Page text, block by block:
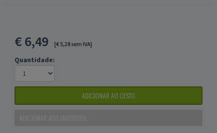
€6,49 [€ 5,28 sem IVA]
Quantidade:
ADICIONAR AO CESTO
ADICIONAR AOS FAVORITOS